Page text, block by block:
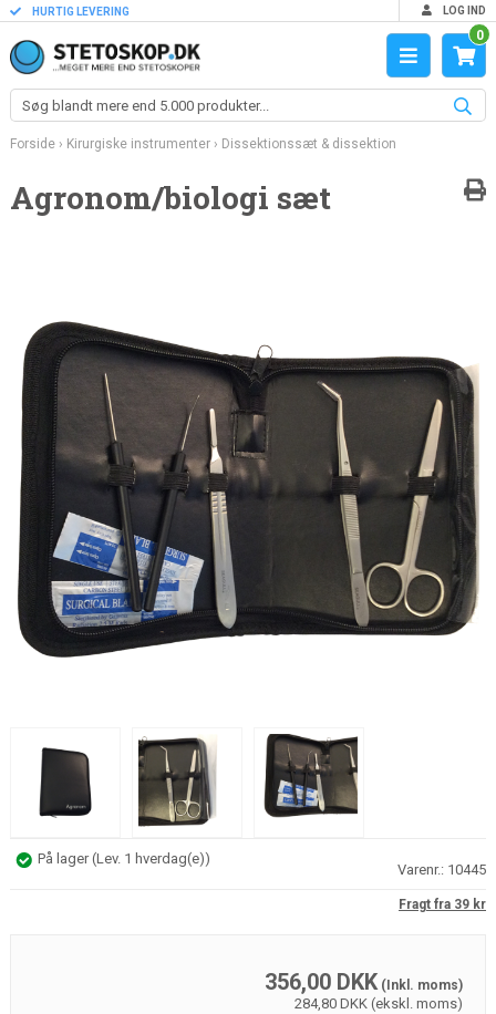
HURTIG LEVERING LOG IND
0
Forside› Kirurgiske instrumenter› Dissektionssæt & dissektion
Agronom/biologi sæt
På lager(Lev. 1 hverdag(e))
Varenr.: 10445
Fragt fra 39 kr
356,00 DKK(Inkl. moms)
284,80 DKK (ekskl. moms)